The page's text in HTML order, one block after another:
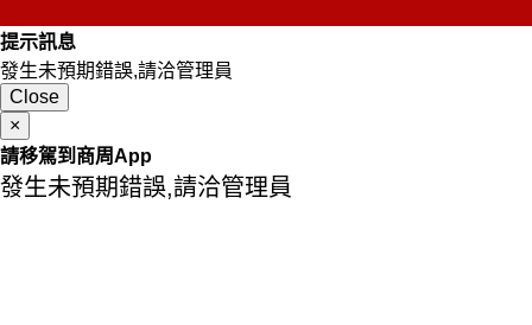
提示訊息
發生未預期錯誤,請洽管理員
Close
×
請移駕到商周App
發生未預期錯誤,請洽管理員